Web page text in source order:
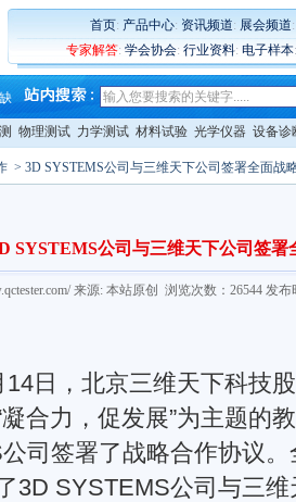
首页: 产品中心: 资讯频道: 展会频道
专家解答: 学会协会: 行业资料: 电子样本
物理测试 力学测试 材料试验 光学仪器 设备诊
> 3D SYSTEMS公司与三维天下公司签署全面战
SYSTEMS公司与三维天下公司签署
来源: 本站原创 浏览次数：26544 发
，北京三维天下科技股
合力，促发展”为主题的
司签署了战略合作协议
3D SYSTEMS公司与三